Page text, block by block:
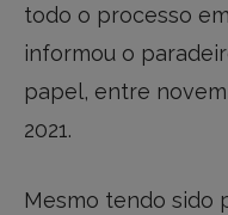
todo o processo
informou o
papel, entre
2021.
Mesmo tendo sido